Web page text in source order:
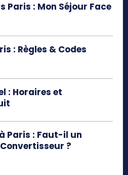
Paris : Mon Séjour Face
: Règles & Codes
: Horaires et
Paris : Faut-il un
?